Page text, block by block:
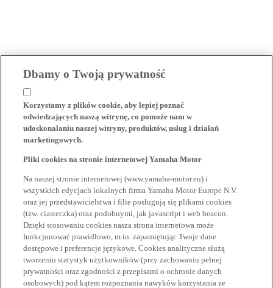
Dbamy o Twoją prywatność
Korzystamy z plików cookie, aby lepiej poznać
odwiedzających naszą witrynę, co pomoże nam w
udoskonalaniu naszej witryny, produktów, usług i działań
marketingowych.
Pliki cookies na stronie internetowej Yamaha Motor
Na naszej stronie internetowej (www.yamaha-motor.eu) i
wszystkich edycjach lokalnych firma Yamaha Motor Europe N.V.
oraz jej przedstawicielstwa i filie posługują się plikami cookies
(tzw. ciasteczka) oraz podobnymi, jak javascript i web beacon.
Dzięki stosowaniu cookies nasza strona internetowa może
funkcjonować prawidłowo, m.in. zapamiętując Twoje dane
dostępowe i preferencje językowe. Cookies analityczne służą
tworzeniu statystyk użytkowników (przy zachowaniu pełnej
prywatności oraz zgodności z przepisami o ochronie danych
osobowych) pod kątem rozpoznania nawyków korzystania ze